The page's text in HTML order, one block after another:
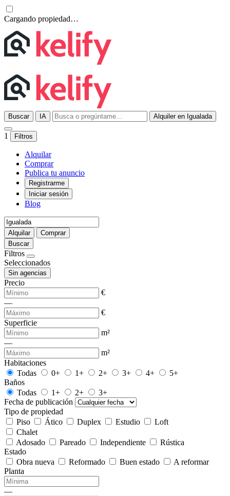
Cargando propiedad…
Buscar IA Alquiler en Igualada
1 Filtros
Alquilar
Comprar
Publica tu anuncio
Registrarme
Iniciar sesión
Blog
Alquilar
Comprar
Buscar
Filtros
Seleccionados
Sin agencias
Precio
€
—
€
Superficie
m²
—
m²
Habitaciones
Todas
0+ 1+ 2+ 3+ 4+
5+
Baños
Todas
1+ 2+
3+
Fecha de publicación
Tipo de propiedad
Piso
Ático Duplex Estudio
Loft
Chalet
Adosado
Pareado Independiente
Rústica
Estado
Obra nueva
Reformado Buen estado
A reformar
Planta
—